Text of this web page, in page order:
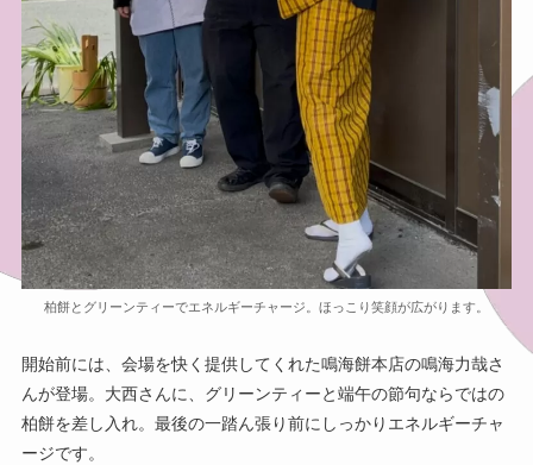
柏餅とグリーンティーでエネルギーチャージ。ほっこり笑顔が広がります。
開始前には、会場を快く提供してくれた鳴海餅本店の鳴海力哉さ
んが登場。大西さんに、グリーンティーと端午の節句ならではの
柏餅を差し入れ。最後の一踏ん張り前にしっかりエネルギーチャ
ージです。